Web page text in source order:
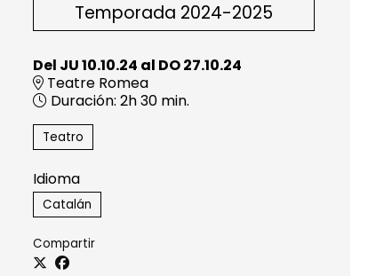
Temporada 2024-2025
Del JU 10.10.24 al DO 27.10.24
Teatre Romea
Duración: 2h 30 min.
Teatro
Idioma
Catalán
Compartir